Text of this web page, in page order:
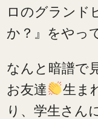
ロのグランド
か？』をやっ
なんと暗譜で
お友達
生ま
り、学生さん